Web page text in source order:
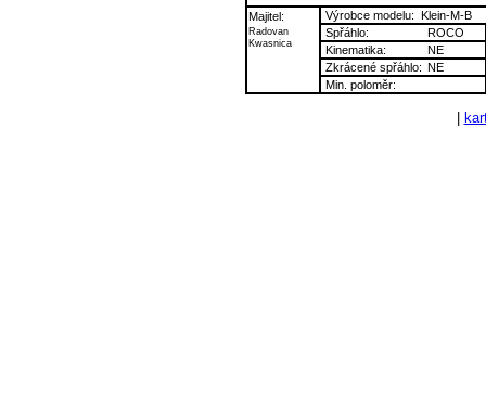
Majitel:
Radovan
Kwasnica
Výrobce modelu: Klein-M-B
Spřáhlo:
ROCO
Kinematika:
NE
Zkrácené spřáhlo: NE
Min. poloměr: